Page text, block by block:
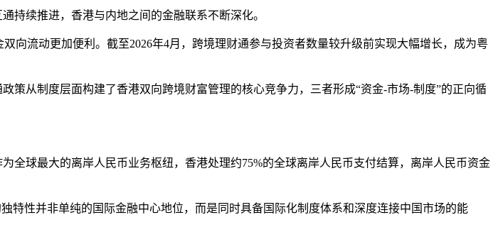
持续推进，香港与内地之间的金融联系不断深化。
向流动更加便利。截至2026年4月，跨境理财通参与投资者数量较升级前实现大幅增长，成为粤
策从制度层面构建了香港双向跨境财富管理的核心竞争力，三者形成“资金-市场-制度”的正向循
全球最大的离岸人民币业务枢纽，香港处理约75%的全球离岸人民币支付结算，离岸人民币资金
特性并非单纯的国际金融中心地位，而是同时具备国际化制度体系和深度连接中国市场的能